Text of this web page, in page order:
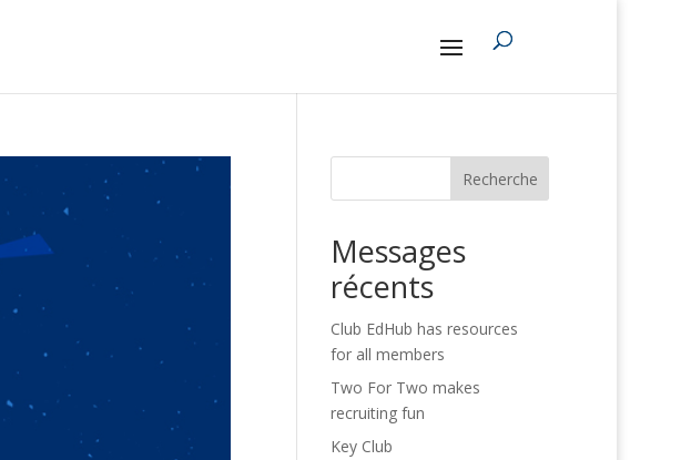
Recherche
Messages
récents
Club EdHub has resources
for all members
Two For Two makes
recruiting fun
Key Club